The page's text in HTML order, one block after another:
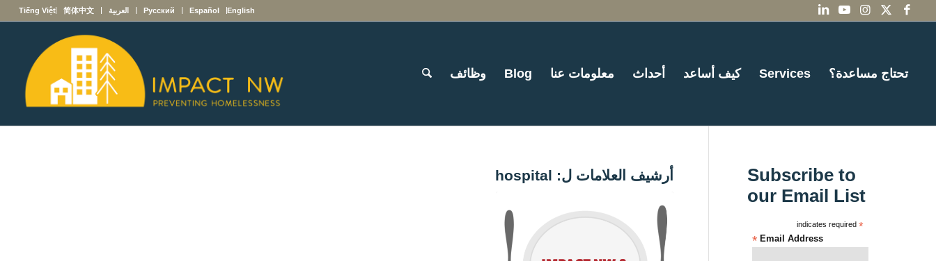
English
Español
Русский العربية 简体中文
Tiếng Việt
تحتاج مساعدة؟ Services كيف أساعد أحداث معلومات عنا Blog وظائف
أرشيف العلامات ل: hospital
Subscribe to
our Email List
*
indicates required
Email Address
*